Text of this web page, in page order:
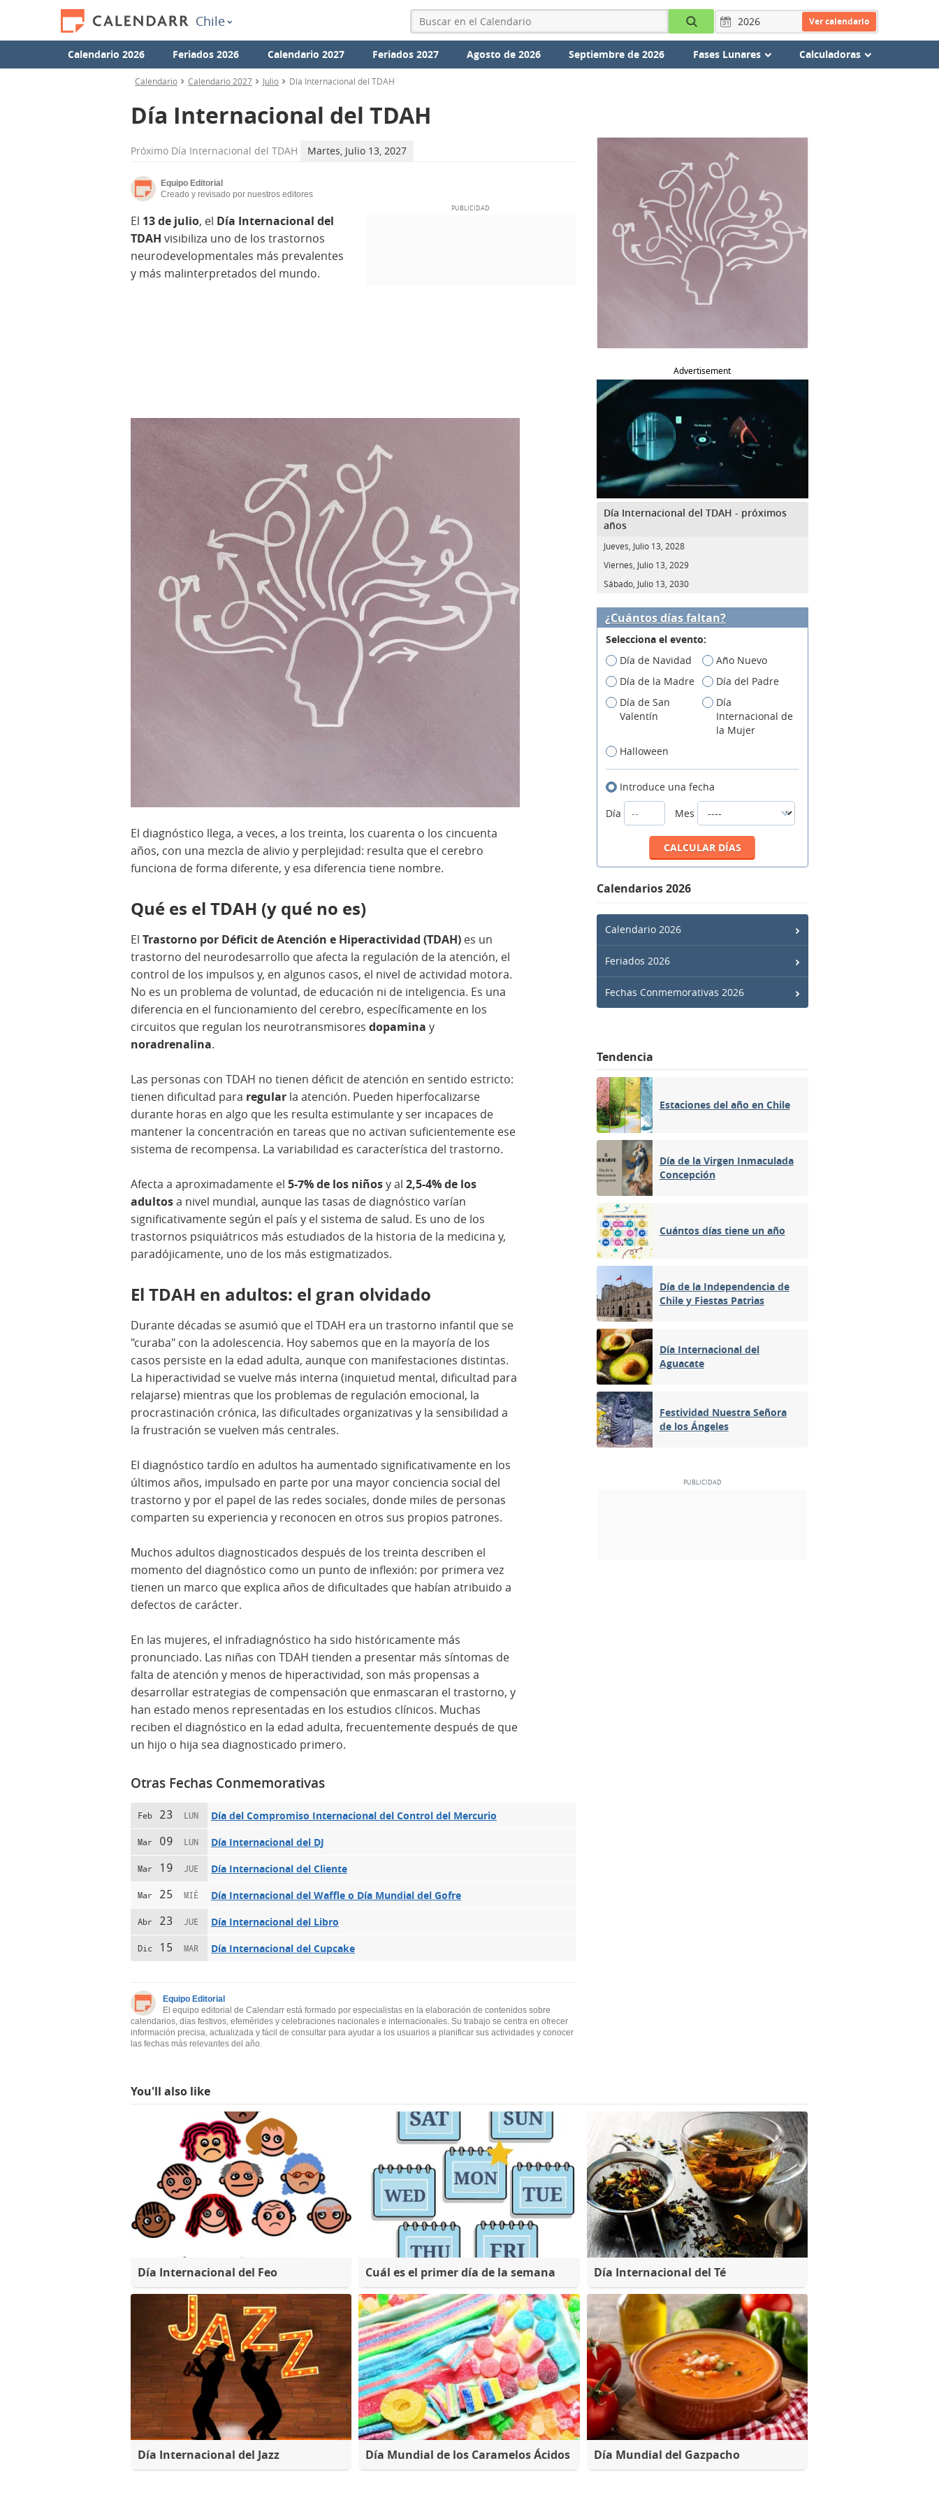
Chile Ver calendario
Calendario 2026 Feriados 2026 Calendario 2027 Feriados 2027 Agosto de 2026 Septiembre de 2026 Fases Lunares Calculadoras
Calendario Calendario 2027 Julio Día Internacional del TDAH
Día Internacional del TDAH
Próximo Día Internacional del TDAH Martes, Julio 13, 2027
Equipo Editorial
Creado y revisado por nuestros editores
El 13 de julio, el Día Internacional del
TDAH visibiliza uno de los trastornos
neurodevelopmentales más prevalentes
y más malinterpretados del mundo.
El diagnóstico llega, a veces, a los treinta, los cuarenta o los cincuenta
años, con una mezcla de alivio y perplejidad: resulta que el cerebro
funciona de forma diferente, y esa diferencia tiene nombre.
Qué es el TDAH (y qué no es)
El Trastorno por Déficit de Atención e Hiperactividad (TDAH) es un
trastorno del neurodesarrollo que afecta la regulación de la atención, el
control de los impulsos y, en algunos casos, el nivel de actividad motora.
No es un problema de voluntad, de educación ni de inteligencia. Es una
diferencia en el funcionamiento del cerebro, específicamente en los
circuitos que regulan los neurotransmisores dopamina y
noradrenalina.
Las personas con TDAH no tienen déficit de atención en sentido estricto:
tienen dificultad para regular la atención. Pueden hiperfocalizarse
durante horas en algo que les resulta estimulante y ser incapaces de
mantener la concentración en tareas que no activan suficientemente ese
sistema de recompensa. La variabilidad es característica del trastorno.
Afecta a aproximadamente el 5-7% de los niñosy al 2,5-4% de los
adultosa nivel mundial, aunque las tasas de diagnóstico varían
significativamente según el país y el sistema de salud. Es uno de los
trastornos psiquiátricos más estudiados de la historia de la medicina y,
paradójicamente, uno de los más estigmatizados.
El TDAH en adultos: el gran olvidado
Durante décadas se asumió que el TDAH era un trastorno infantil que se
"curaba" con la adolescencia. Hoy sabemos que en la mayoría de los
casos persiste en la edad adulta, aunque con manifestaciones distintas.
La hiperactividad se vuelve más interna (inquietud mental, dificultad para
relajarse) mientras que los problemas de regulación emocional, la
procrastinación crónica, las dificultades organizativas y la sensibilidad a
la frustración se vuelven más centrales.
El diagnóstico tardío en adultos ha aumentado significativamente en los
últimos años, impulsado en parte por una mayor conciencia social del
trastorno y por el papel de las redes sociales, donde miles de personas
comparten su experiencia y reconocen en otros sus propios patrones.
Muchos adultos diagnosticados después de los treinta describen el
momento del diagnóstico como un punto de inflexión: por primera vez
tienen un marco que explica años de dificultades que habían atribuido a
defectos de carácter.
En las mujeres, el infradiagnóstico ha sido históricamente más
pronunciado. Las niñas con TDAH tienden a presentar más síntomas de
falta de atención y menos de hiperactividad, son más propensas a
desarrollar estrategias de compensación que enmascaran el trastorno, y
han estado menos representadas en los estudios clínicos. Muchas
reciben el diagnóstico en la edad adulta, frecuentemente después de que
un hijo o hija sea diagnosticado primero.
Otras Fechas Conmemorativas
Feb 23 LUN Día del Compromiso Internacional del Control del Mercurio
Mar 09 LUN Día Internacional del DJ
Mar 19 JUE Día Internacional del Cliente
Mar 25 MIÉ Día Internacional del Waffle o Día Mundial del Gofre
Abr 23 JUE Día Internacional del Libro
Dic 15 MAR Día Internacional del Cupcake
Equipo Editorial
El equipo editorial de Calendarr está formado por especialistas en la elaboración de contenidos sobre
calendarios, días festivos, efemérides y celebraciones nacionales e internacionales. Su trabajo se centra en ofrecer
información precisa, actualizada y fácil de consultar para ayudar a los usuarios a planificar sus actividades y conocer
las fechas más relevantes del año.
Advertisement
Día Internacional del TDAH - próximos
años
Jueves, Julio 13, 2028
Viernes, Julio 13, 2029
Sábado, Julio 13, 2030
¿Cuántos días faltan?
Selecciona el evento:
Día de Navidad
Año Nuevo
Día de la Madre
Día del Padre
Día de San
Valentín
Día
Internacional de
la Mujer
Halloween
Introduce una fecha
Día
Mes
Calendarios 2026
Calendario 2026
Feriados 2026
Fechas Conmemorativas 2026
Tendencia
Estaciones del año en Chile
Día de la Virgen Inmaculada
Concepción
Cuántos días tiene un año
Día de la Independencia de
Chile y Fiestas Patrias
Día Internacional del
Aguacate
Festividad Nuestra Señora
de los Ángeles
You'll also like
Día Internacional del Feo Cuál es el primer día de la semana Día Internacional del Té
Día Internacional del Jazz Día Mundial de los Caramelos Ácidos Día Mundial del Gazpacho